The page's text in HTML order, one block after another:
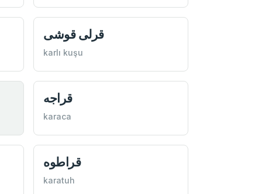
قرلی قوشی
karlı kuşu
قراجه
karaca
قراطوه
karatuh